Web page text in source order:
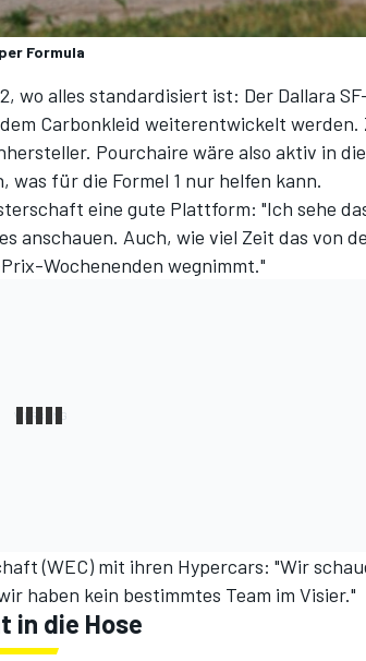
Formula
wo alles standardisiert ist: Der Dallara
Carbonkleid weiterentwickelt werden.
Pourchaire wäre also aktiv in die
für die Formel 1 nur helfen kann.
eine gute Plattform: "Ich sehe
anschauen. Auch, wie viel Zeit das von
Wochenenden wegnimmt."
(WEC) mit ihren Hypercars: "Wir
haben kein bestimmtes Team im Visier."
in die Hose